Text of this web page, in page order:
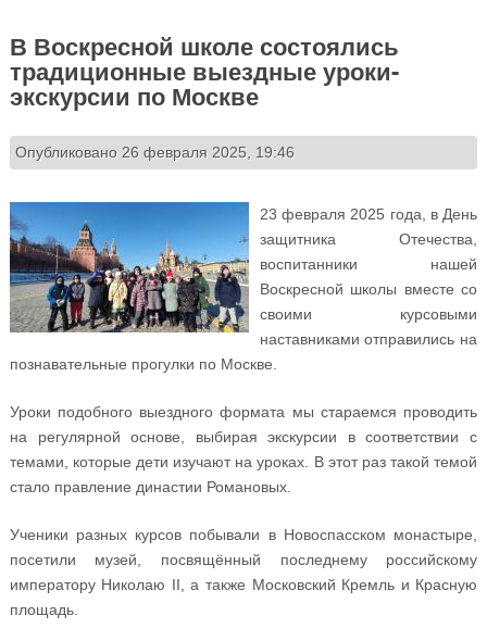
В Воскресной школе состоялись
традиционные выездные уроки-
экскурсии по Москве
Опубликовано 26 февраля 2025, 19:46
23 февраля 2025 года, в День
защитника Отечества,
воспитанники нашей
Воскресной школы вместе со
своими курсовыми
наставниками отправились на
познавательные прогулки по Москве.
Уроки подобного выездного формата мы стараемся проводить
на регулярной основе, выбирая экскурсии в соответствии с
темами, которые дети изучают на уроках. В этот раз такой темой
стало правление династии Романовых.
Ученики разных курсов побывали в Новоспасском монастыре,
посетили музей, посвящённый последнему российскому
императору Николаю II, а также Московский Кремль и Красную
площадь.